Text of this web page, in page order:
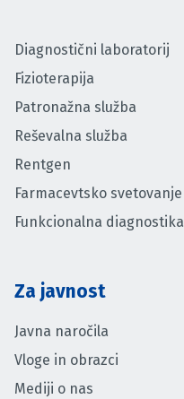
Diagnostični laboratorij
Fizioterapija
Patronažna služba
Reševalna služba
Rentgen
Farmacevtsko svetovanje
Funkcionalna diagnostika
Za javnost
Javna naročila
Vloge in obrazci
Mediji o nas